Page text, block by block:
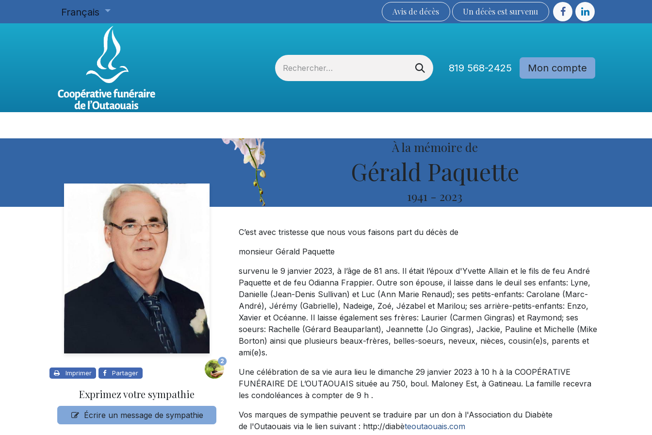
Français Avis de décès Un décès est sur​​​​​​​​ve​nu​​​​​​​​​​
819 568-2425 Mon compte
À la mémoire de
Gérald Paquette
1941 - 2023
Imprimer Partager
2
Exprimez votre sympathie
Écrire un message de sympathie
C’est avec tristesse que nous vous faisons part du décès de
monsieur Gérald Paquette
survenu le 9 janvier 2023, à l’âge de 81 ans. Il était l’époux d'Yvette Allain et le fils de feu André
Paquette et de feu Odianna Frappier. Outre son épouse, il laisse dans le deuil ses enfants: Lyne,
Danielle (Jean-Denis Sullivan) et Luc (Ann Marie Renaud); ses petits-enfants: Carolane (Marc-
André), Jérémy (Gabrielle), Nadeige, Zoé, Jézabel et Marilou; ses arrière-petits-enfants: Enzo,
Xavier et Océanne. Il laisse également ses frères: Laurier (Carmen Gingras) et Raymond; ses
soeurs: Rachelle (Gérard Beauparlant), Jeannette (Jo Gingras), Jackie, Pauline et Michelle (Mike
Borton) ainsi que plusieurs beaux-frères, belles-soeurs, neveux, nièces, cousin(e)s, parents et
ami(e)s.
Une célébration de sa vie aura lieu le dimanche 29 janvier 2023 à 10 h à la COOPÉRATIVE
FUNÉRAIRE DE L’OUTAOUAIS située au 750, boul. Maloney Est, à Gatineau. La famille recevra
les condoléances à compter de 9 h .
Vos marques de sympathie peuvent se traduire par un don à l'Association du Diabète
de l'Outaouais via le lien suivant : http://diabèteoutaouais.com